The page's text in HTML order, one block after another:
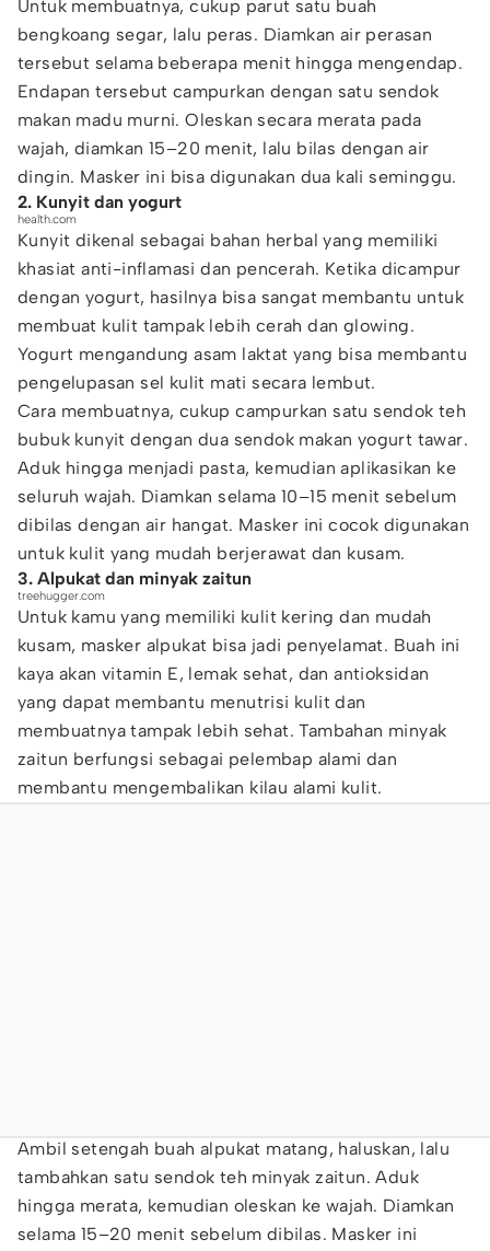
Untuk membuatnya, cukup parut satu buah
bengkoang segar, lalu peras. Diamkan air perasan
tersebut selama beberapa menit hingga mengendap.
Endapan tersebut campurkan dengan satu sendok
makan madu murni. Oleskan secara merata pada
wajah, diamkan 15–20 menit, lalu bilas dengan air
dingin. Masker ini bisa digunakan dua kali seminggu.
2. Kunyit dan yogurt
health.com
Kunyit dikenal sebagai bahan herbal yang memiliki
khasiat anti-inflamasi dan pencerah. Ketika dicampur
dengan yogurt, hasilnya bisa sangat membantu untuk
membuat kulit tampak lebih cerah dan glowing.
Yogurt mengandung asam laktat yang bisa membantu
pengelupasan sel kulit mati secara lembut.
Cara membuatnya, cukup campurkan satu sendok teh
bubuk kunyit dengan dua sendok makan yogurt tawar.
Aduk hingga menjadi pasta, kemudian aplikasikan ke
seluruh wajah. Diamkan selama 10–15 menit sebelum
dibilas dengan air hangat. Masker ini cocok digunakan
untuk kulit yang mudah berjerawat dan kusam.
3. Alpukat dan minyak zaitun
treehugger.com
Untuk kamu yang memiliki kulit kering dan mudah
kusam, masker alpukat bisa jadi penyelamat. Buah ini
kaya akan vitamin E, lemak sehat, dan antioksidan
yang dapat membantu menutrisi kulit dan
membuatnya tampak lebih sehat. Tambahan minyak
zaitun berfungsi sebagai pelembap alami dan
membantu mengembalikan kilau alami kulit.
Ambil setengah buah alpukat matang, haluskan, lalu
tambahkan satu sendok teh minyak zaitun. Aduk
hingga merata, kemudian oleskan ke wajah. Diamkan
selama 15–20 menit sebelum dibilas. Masker ini